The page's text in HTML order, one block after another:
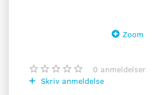
Zoom
0 anmeldelser
Skriv anmeldelse